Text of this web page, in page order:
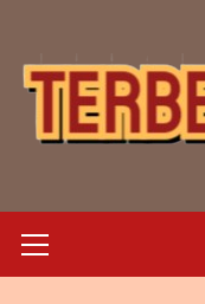
content
Menu